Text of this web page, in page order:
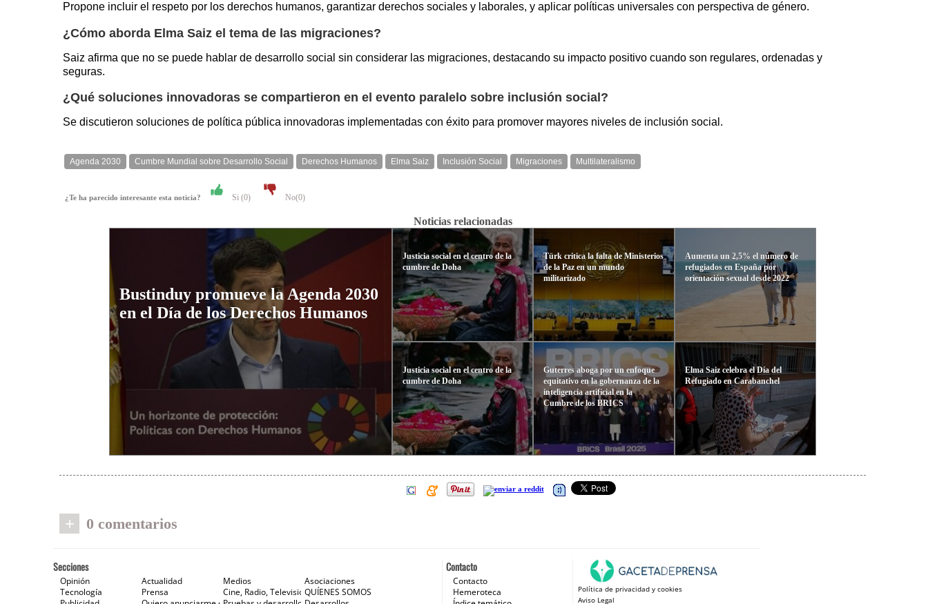
Propone incluir el respeto por los derechos humanos, garantizar derechos sociales y laborales, y aplicar políticas universales con perspectiva de género.
¿Cómo aborda Elma Saiz el tema de las migraciones?
Saiz afirma que no se puede hablar de desarrollo social sin considerar las migraciones, destacando su impacto positivo cuando son regulares, ordenadas y
seguras.
¿Qué soluciones innovadoras se compartieron en el evento paralelo sobre inclusión social?
Se discutieron soluciones de política pública innovadoras implementadas con éxito para promover mayores niveles de inclusión social.
Agenda 2030 Cumbre Mundial sobre Desarrollo Social Derechos Humanos Elma Saiz Inclusión Social Migraciones Multilateralismo
¿Te ha parecido interesante esta noticia? Si (0) No(0)
Noticias relacionadas
Bustinduy promueve la Agenda 2030
en el Día de los Derechos Humanos
Justicia social en el centro de la
cumbre de Doha
Justicia social en el centro de la
cumbre de Doha
Türk critica la falta de Ministerios
de la Paz en un mundo
militarizado
Guterres aboga por un enfoque
equitativo en la gobernanza de la
inteligencia artificial en la
Cumbre de los BRICS
Aumenta un 2,5% el número de
refugiados en España por
orientación sexual desde 2022
Elma Saiz celebra el Día del
Refugiado en Carabanchel
+ 0 comentarios
Contacto
Contacto
Hemeroteca
Política de privacidad y cookies
Aviso Legal
Secciones
Opinión Actualidad Medios
Asociaciones
Tecnología
Prensa Cine, Radio, Televisión e Internet
QUÍENES SOMOS